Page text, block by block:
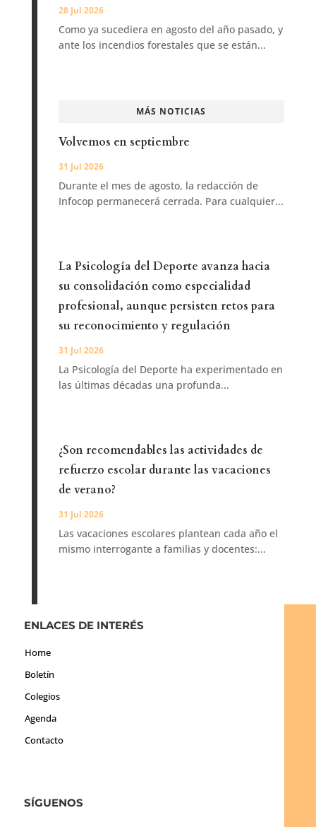
28 Jul 2026
Como ya sucediera en agosto del año pasado, y
ante los incendios forestales que se están...
MÁS NOTICIAS
Volvemos en septiembre
31 Jul 2026
Durante el mes de agosto, la redacción de
Infocop permanecerá cerrada. Para cualquier...
La Psicología del Deporte avanza hacia
su consolidación como especialidad
profesional, aunque persisten retos para
su reconocimiento y regulación
31 Jul 2026
La Psicología del Deporte ha experimentado en
las últimas décadas una profunda...
¿Son recomendables las actividades de
refuerzo escolar durante las vacaciones
de verano?
31 Jul 2026
Las vacaciones escolares plantean cada año el
mismo interrogante a familias y docentes:...
ENLACES DE INTERÉS
Home
Boletín
Colegios
Agenda
Contacto
SÍGUENOS